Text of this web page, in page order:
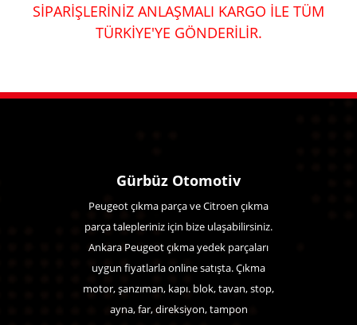
SİPARİŞLERİNİZ ANLAŞMALI KARGO İLE TÜM
TÜRKİYE'YE GÖNDERİLİR.
Gürbüz Otomotiv
Peugeot çıkma parça ve Citroen çıkma
parça talepleriniz için bize ulaşabilirsiniz.
Ankara Peugeot çıkma yedek parçaları
uygun fiyatlarla online satışta. Çıkma
motor, şanzıman, kapı. blok, tavan, stop,
ayna, far, direksiyon, tampon